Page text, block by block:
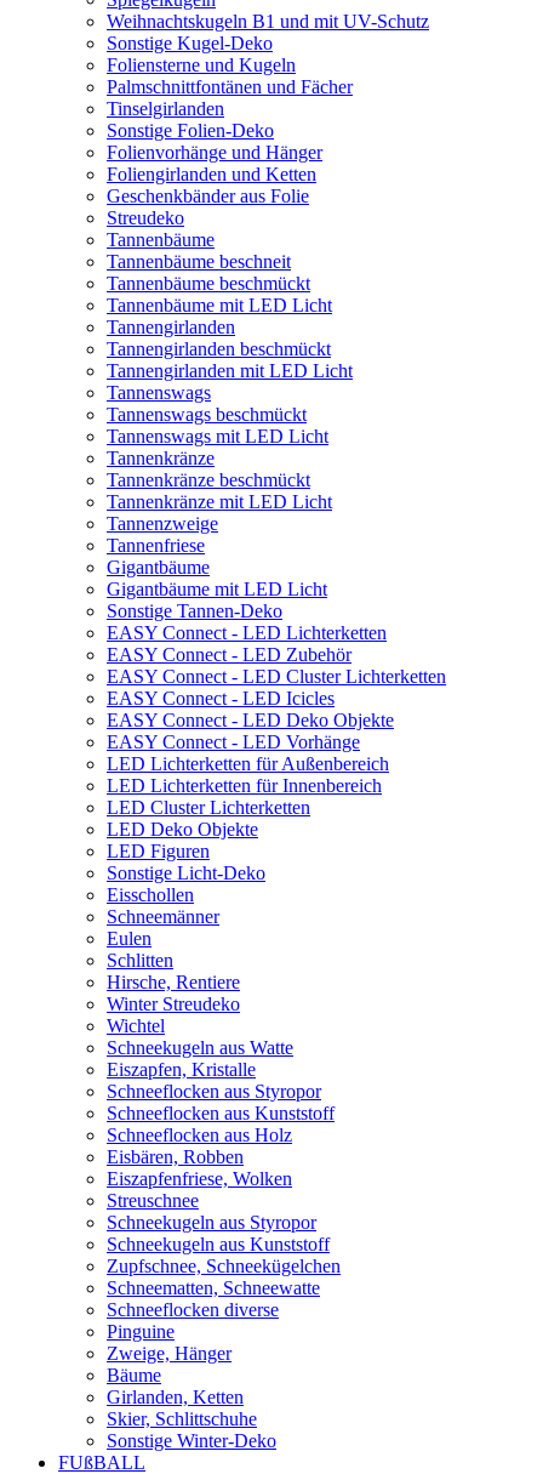
Weihnachtskugeln B1 und mit UV-Schutz
Sonstige Kugel-Deko
Foliensterne und Kugeln
Palmschnittfontänen und Fächer
Tinselgirlanden
Sonstige Folien-Deko
Folienvorhänge und Hänger
Foliengirlanden und Ketten
Geschenkbänder aus Folie
Streudeko
Tannenbäume
Tannenbäume beschneit
Tannenbäume beschmückt
Tannenbäume mit LED Licht
Tannengirlanden
Tannengirlanden beschmückt
Tannengirlanden mit LED Licht
Tannenswags
Tannenswags beschmückt
Tannenswags mit LED Licht
Tannenkränze
Tannenkränze beschmückt
Tannenkränze mit LED Licht
Tannenzweige
Tannenfriese
Gigantbäume
Gigantbäume mit LED Licht
Sonstige Tannen-Deko
EASY Connect - LED Lichterketten
EASY Connect - LED Zubehör
EASY Connect - LED Cluster Lichterketten
EASY Connect - LED Icicles
EASY Connect - LED Deko Objekte
EASY Connect - LED Vorhänge
LED Lichterketten für Außenbereich
LED Lichterketten für Innenbereich
LED Cluster Lichterketten
LED Deko Objekte
LED Figuren
Sonstige Licht-Deko
Eisschollen
Schneemänner
Eulen
Schlitten
Hirsche, Rentiere
Winter Streudeko
Wichtel
Schneekugeln aus Watte
Eiszapfen, Kristalle
Schneeflocken aus Styropor
Schneeflocken aus Kunststoff
Schneeflocken aus Holz
Eisbären, Robben
Eiszapfenfriese, Wolken
Streuschnee
Schneekugeln aus Styropor
Schneekugeln aus Kunststoff
Zupfschnee, Schneekügelchen
Schneematten, Schneewatte
Schneeflocken diverse
Pinguine
Zweige, Hänger
Bäume
Girlanden, Ketten
Skier, Schlittschuhe
Sonstige Winter-Deko
FUßBALL